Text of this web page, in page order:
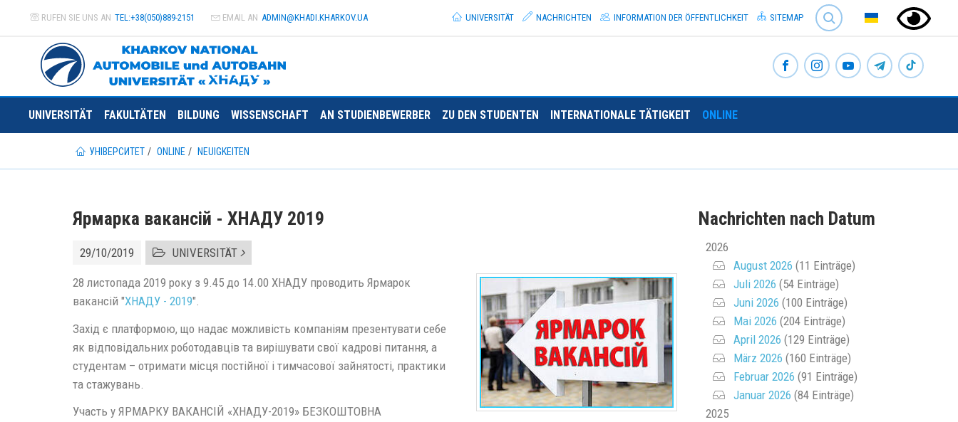
RUFEN SIE UNS AN TEL:+38(050)889-2151 EMAIL AN ADMIN@KHADI.KHARKOV.UA
SEARCH
UNIVERSITÄT
NACHRICHTEN INFORMATION DER ÖFFENTLICHKEIT SITEMAP
UNIVERSITÄT FAKULTÄTEN BILDUNG WISSENSCHAFT AN STUDIENBEWERBER ZU DEN STUDENTEN INTERNATIONALE TÄTIGKEIT ONLINE
УНІВЕРСИТЕТ ONLINE NEUIGKEITEN
Ярмарка вакансій - ХНАДУ 2019
29/10/2019 UNIVERSITÄT
28 листопада 2019 року з 9.45 до 14.00 ХНАДУ проводить Ярмарок
вакансій "ХНАДУ - 2019".
Захід є платформою, що надає можливість компаніям презентувати себе
як відповідальних роботодавців та вирішувати свої кадрові питання, а
студентам – отримати місця постійної і тимчасової зайнятості, практики
та стажувань.
Участь у ЯРМАРКУ ВАКАНСІЙ «ХНАДУ-2019» БЕЗКОШТОВНА
Nachrichten nach Datum
2026
August 2026 (11 Einträge)
Juli 2026 (54 Einträge)
Juni 2026 (100 Einträge)
Mai 2026 (204 Einträge)
April 2026 (129 Einträge)
März 2026 (160 Einträge)
Februar 2026 (91 Einträge)
Januar 2026 (84 Einträge)
2025